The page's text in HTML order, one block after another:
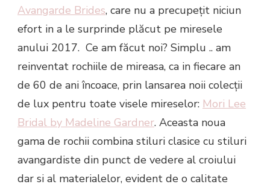
Avangarde Brides, care nu a precupețit niciun
efort in a le surprinde plăcut pe miresele
anului 2017. Ce am făcut noi? Simplu .. am
reinventat rochiile de mireasa, ca in fiecare an
de 60 de ani încoace, prin lansarea noii colecții
de lux pentru toate visele mireselor: Mori Lee
Bridal by Madeline Gardner. Aceasta noua
gama de rochii combina stiluri clasice cu stiluri
avangardiste din punct de vedere al croiului
dar si al materialelor, evident de o calitate